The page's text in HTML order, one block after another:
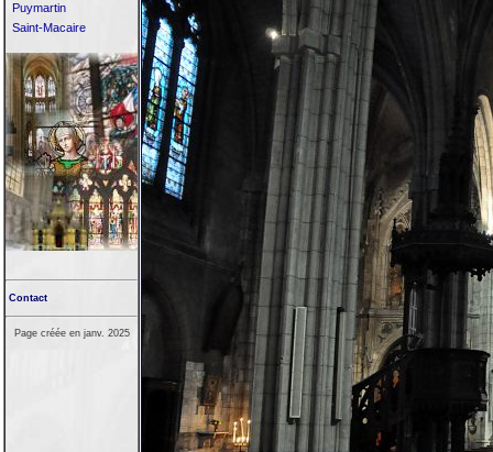
Puymartin
Saint-Macaire
Contact
Page créée en janv. 2025